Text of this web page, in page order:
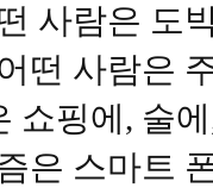
사람은 도
떤 사람은
쇼핑에, 술
은 스마트